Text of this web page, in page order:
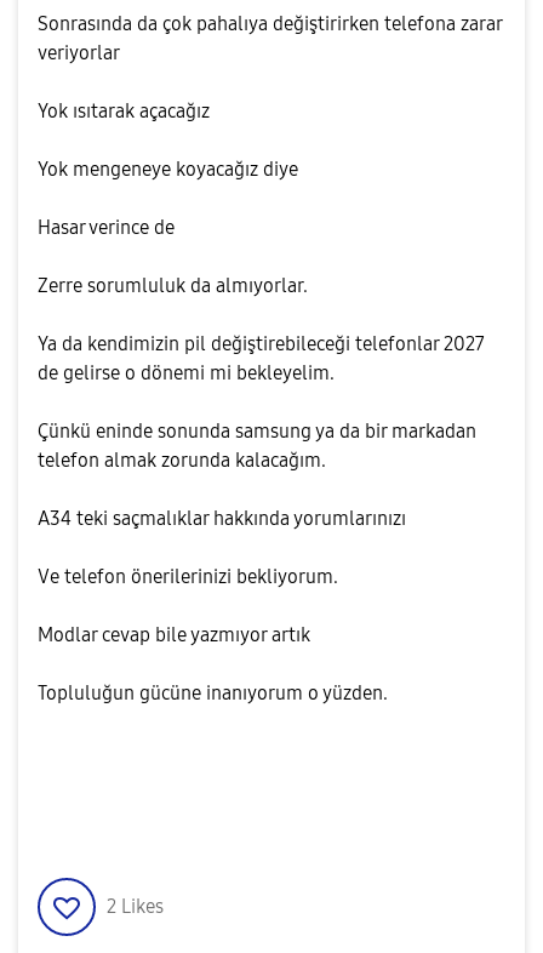
Sonrasında da çok pahalıya değiştirirken telefona zarar
veriyorlar
Yok ısıtarak açacağız
Yok mengeneye koyacağız diye
Hasar verince de
Zerre sorumluluk da almıyorlar.
Ya da kendimizin pil değiştirebileceği telefonlar 2027
de gelirse o dönemi mi bekleyelim.
Çünkü eninde sonunda samsung ya da bir markadan
telefon almak zorunda kalacağım.
A34 teki saçmalıklar hakkında yorumlarınızı
Ve telefon önerilerinizi bekliyorum.
Modlar cevap bile yazmıyor artık
Topluluğun gücüne inanıyorum o yüzden.
2 Likes